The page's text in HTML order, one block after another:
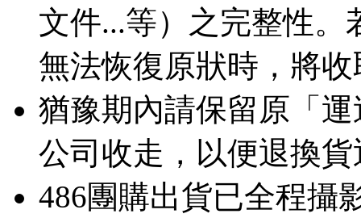
文件...等）之完整性
無法恢復原狀時，將
猶豫期內請保留原「
公司收走，以便退換
486團購出貨已全程攝